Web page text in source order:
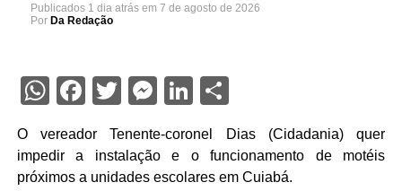
Publicados 1 dia atrás em 7 de agosto de 2026
Por Da Redação
WhatsApp
Facebook
Twitter
Messenger
LinkedIn
Share
O vereador Tenente-coronel Dias (Cidadania) quer
impedir a instalação e o funcionamento de motéis
próximos a unidades escolares em Cuiabá.